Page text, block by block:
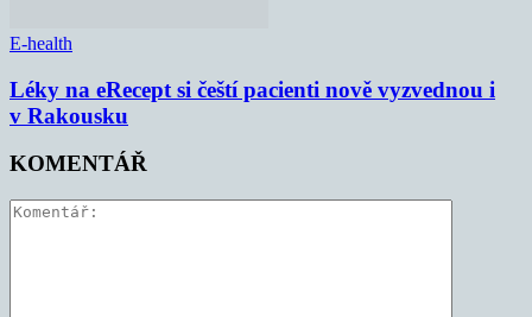
E-health
Léky na eRecept si čeští pacienti nově vyzvednou i
v Rakousku
KOMENTÁŘ